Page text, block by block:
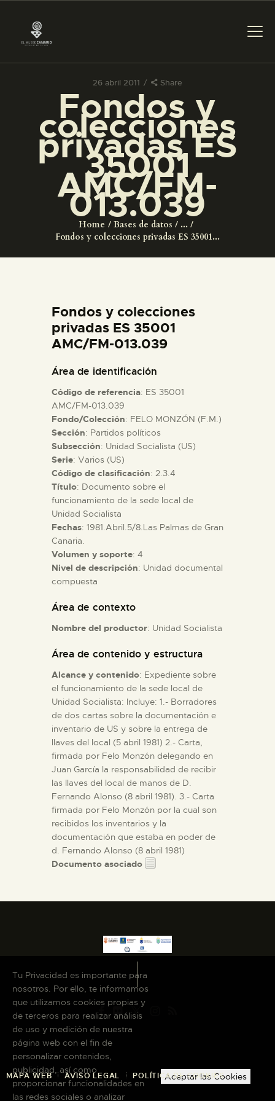
26 abril 2011 Share
Fondos y
colecciones
privadas ES
35001
AMC/FM-
013.039
Home Bases de datos
...
Fondos y colecciones privadas ES 35001...
PREPARAR LA VISITA
ACTIVIDADES
█
EL MUSEO
ESPAÑOL
ACTIVIDADES
█
EL MUSEO
COLECCIONES
DIDÁCTICA
ESPAÑOL
Fondos y colecciones
privadas ES 35001
AMC/FM-013.039
Área de identificación
Código de referencia: ES 35001
AMC/FM-013.039
Fondo/Colección: FELO MONZÓN (F.M.)
Sección: Partidos políticos
Subsección: Unidad Socialista (US)
Serie: Varios (US)
Código de clasificación: 2.3.4
Título: Documento sobre el
funcionamiento de la sede local de
Unidad Socialista
Fechas: 1981.Abril.5/8.Las Palmas de Gran
Canaria.
Volumen y soporte: 4
Nivel de descripción: Unidad documental
compuesta
Área de contexto
Nombre del productor: Unidad Socialista
Área de contenido y estructura
Alcance y contenido: Expediente sobre
el funcionamiento de la sede local de
Unidad Socialista: Incluye: 1.- Borradores
de dos cartas sobre la documentación e
inventario de US y sobre la entrega de
llaves del local (5 abril 1981) 2.- Carta,
firmada por Felo Monzón delegando en
Juan García la responsabilidad de recibir
las llaves del local de manos de D.
Fernando Alonso (8 abril 1981). 3.- Carta
firmada por Felo Monzón por la cual son
recibidos los inventarios y la
documentación que estaba en poder de
d. Fernando Alonso (8 abril 1981)
Documento asociado
MAPA WEB AVISO LEGAL POLÍTICA DE COOKIES
Tu Privacidad es importante para
nosotros. Por ello, te informamos
que utilizamos cookies propias y
de terceros para realizar análisis
de uso y medición de nuestra
página web con el fin de
personalizar contenidos,
publicidad, así como
proporcionar funcionalidades en
las redes sociales o analizar
Aceptar las Cookies